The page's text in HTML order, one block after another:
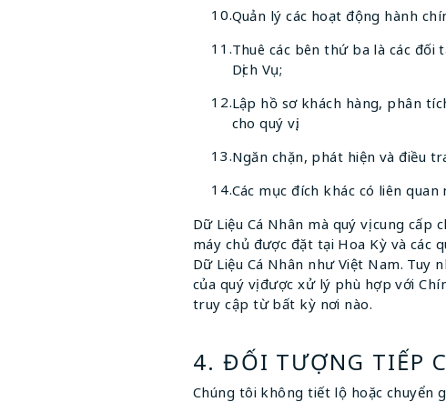
Quản lý các hoạt động hành
Thuê các bên thứ ba là các đối
Dịch Vụ;
Lập hồ sơ khách hàng, phân
cho quý vị;
Ngăn chặn, phát hiện và điều
Các mục đích khác có liên
Dữ Liệu Cá Nhân mà quý vị cung
máy chủ được đặt tại Hoa Kỳ và các
Dữ Liệu Cá Nhân như Việt Nam. Tuy
của quý vị được xử lý phù hợp với
truy cập từ bất kỳ nơi nào.
4. ĐỐI TƯỢNG TIẾP
Chúng tôi không tiết lộ hoặc chuyển